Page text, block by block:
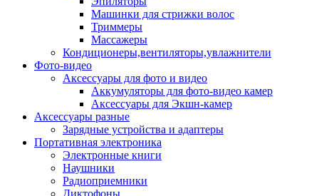
Машинки для стрижки волос
Триммеры
Массажеры
Кондиционеры,вентиляторы,увлажнители
Фото-видео
Аксессуары для фото и видео
Аккумуляторы для фото-видео камер
Аксессуары для Экшн-камер
Аксессуары разные
Зарядные устройства и адаптеры
Портативная электроника
Электронные книги
Наушники
Радиоприемники